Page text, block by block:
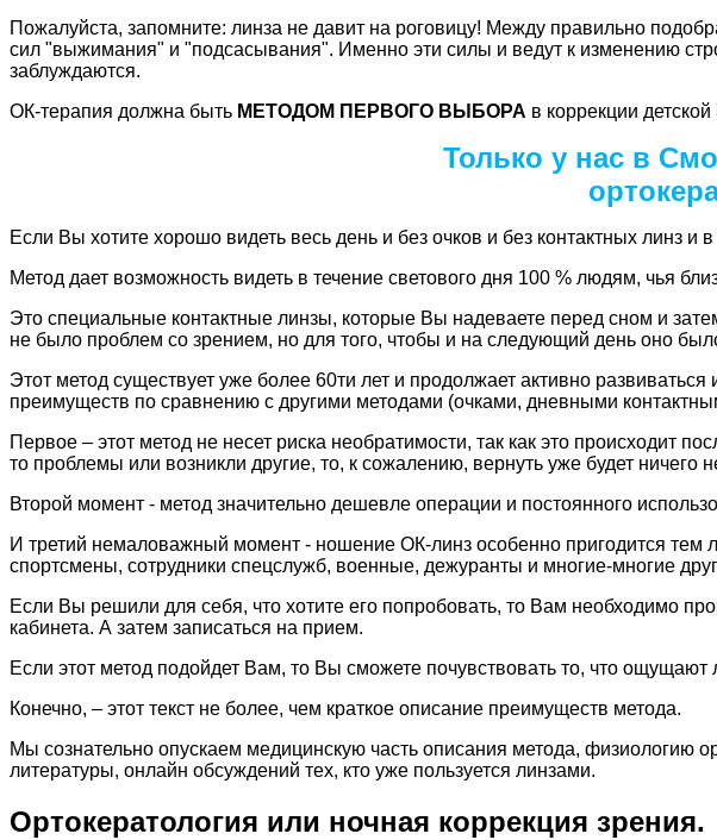
Пожалуйста, запомните: линза не давит на роговицу! Между правильно
сил "выжимания" и "подсасывания". Именно эти силы и ведут к изменению
заблуждаются.
ОК-терапия должна быть МЕТОДОМ ПЕРВОГО ВЫБОРА в коррекции
Только у нас в
Если Вы хотите хорошо видеть весь день и без очков и без контактных линз
Метод дает возможность видеть в течение светового дня 100 % людям, чья
Это специальные контактные линзы, которые Вы надеваете перед сном и
не было проблем со зрением, но для того, чтобы и на следующий день оно
Этот метод существует уже более 60ти лет и продолжает активно
преимуществ по сравнению с другими методами (очками, дневными
Первое – этот метод не несет риска необратимости, так как это происходит
то проблемы или возникли другие, то, к сожалению, вернуть уже будет ничего
Второй момент - метод значительно дешевле операции и постоянного
И третий немаловажный момент - ношение ОК-линз особенно пригодится тем
спортсмены, сотрудники спецслужб, военные, дежуранты и многие-многие
Если Вы решили для себя, что хотите его попробовать, то Вам необходимо
кабинета. А затем записаться на прием.
Если этот метод подойдет Вам, то Вы сможете почувствовать то, что
Конечно, – этот текст не более, чем краткое описание преимуществ метода.
Мы сознательно опускаем медицинскую часть описания метода, физиологию
литературы, онлайн обсуждений тех, кто уже пользуется линзами.
Ортокератология или ночная коррекция зрения.